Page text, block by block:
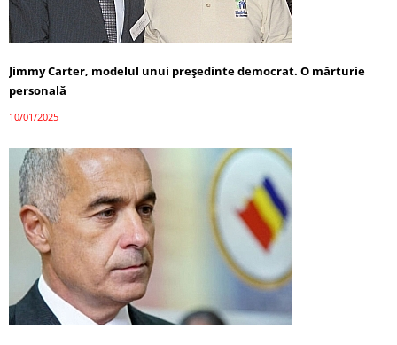
Jimmy Carter, modelul unui președinte democrat. O mărturie
personală
10/01/2025